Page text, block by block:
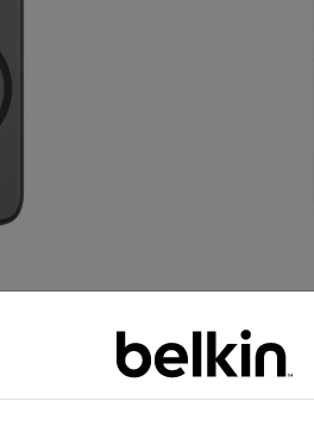
Series
Custodia
Magnetica